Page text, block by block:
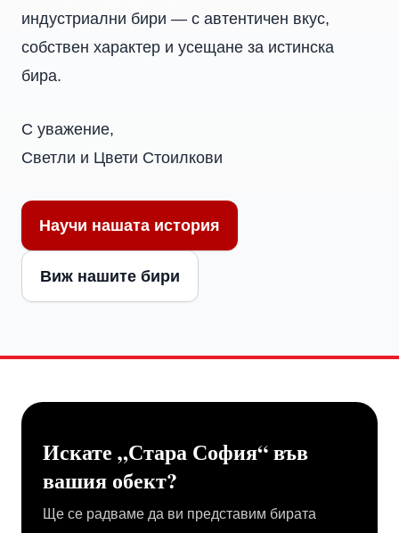
индустриални бири — с автентичен вкус,
собствен характер и усещане за истинска
бира.
С уважение,
Светли и Цвети Стоилкови
Научи нашата история
Виж нашите бири
Искате „Стара София“ във
вашия обект?
Ще се радваме да ви представим бирата